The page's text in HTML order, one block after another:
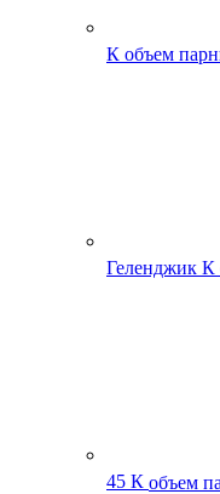
К объем
Геленджик К
45 К объем